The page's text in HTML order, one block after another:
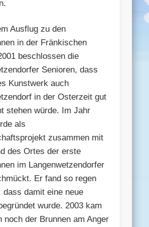
Ausflug zu den
in der Fränkischen
beschlossen die
Senioren, dass
Kunstwerk auch
in der Osterzeit gut
stehen würde. Im Jahr
als
zusammen mit
des Ortes der erste
im Langenwetzendorfer
Er fand so regen
dass damit eine neue
wurde. 2003 kam
noch der Brunnen am Anger